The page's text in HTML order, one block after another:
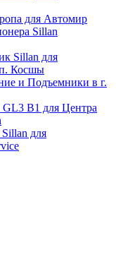
для Автомир
Sillan
Sillan для
п. Косшы
и Подъемники в г.
GL3 B1 для Центра
для